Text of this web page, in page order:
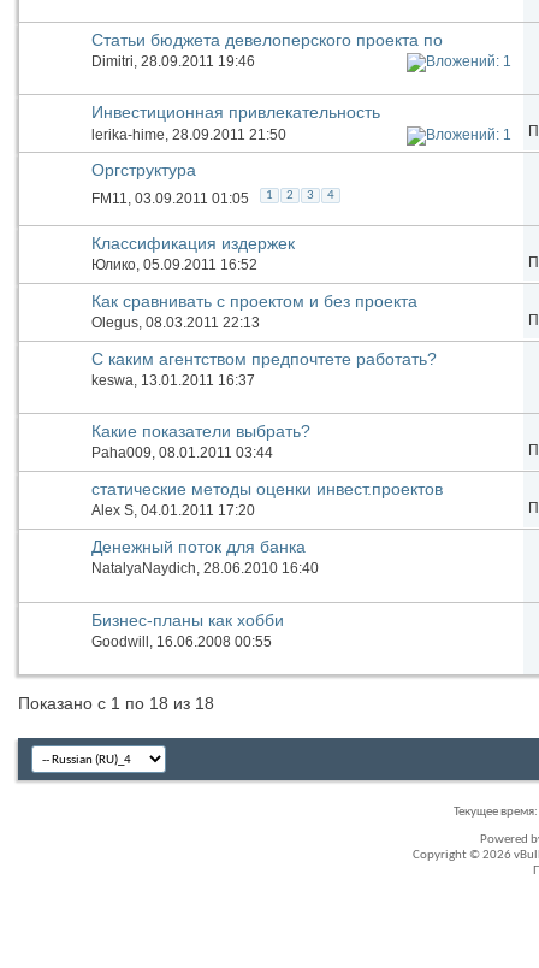
Статьи бюджета девелоперского проекта по
строительству
Dimitri, 28.09.2011 19:46
Инвестиционная привлекательность
lerika-hime , 28.09.2011 21:50
Оргструктура
FM11 , 03.09.2011 01:05 1 2 3 4
Классификация издержек
Юлико, 05.09.2011 16:52
Как сравнивать с проектом и без проекта
Olegus, 08.03.2011 22:13
С каким агентством предпочтете работать?
keswa, 13.01.2011 16:37
Какие показатели выбрать?
Paha009, 08.01.2011 03:44
статические методы оценки инвест.проектов
Alex S, 04.01.2011 17:20
Денежный поток для банка
NatalyaNaydich, 28.06.2010 16:40
Бизнес-планы как хобби
Goodwill , 16.06.2008 00:55
Показано с 1 по 18 из 18
Текущее время:
Powered
Copyright © 2026